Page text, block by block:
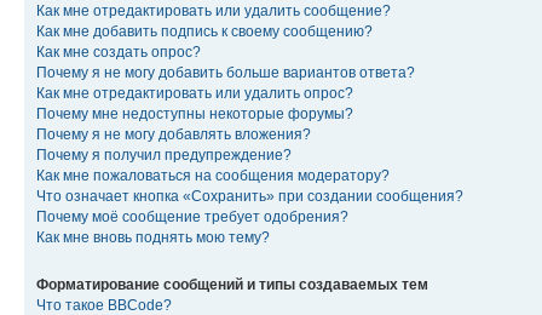
Как мне отредактировать или удалить сообщение?
Как мне добавить подпись к своему сообщению?
Как мне создать опрос?
Почему я не могу добавить больше вариантов ответа?
Как мне отредактировать или удалить опрос?
Почему мне недоступны некоторые форумы?
Почему я не могу добавлять вложения?
Почему я получил предупреждение?
Как мне пожаловаться на сообщения модератору?
Что означает кнопка «Сохранить» при создании сообщения?
Почему моё сообщение требует одобрения?
Как мне вновь поднять мою тему?
Форматирование сообщений и типы создаваемых тем
Что такое BBCode?